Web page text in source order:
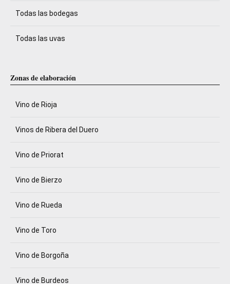
Todas las bodegas
Todas las uvas
Zonas de elaboración
Vino de Rioja
Vinos de Ribera del Duero
Vino de Priorat
Vino de Bierzo
Vino de Rueda
Vino de Toro
Vino de Borgoña
Vino de Burdeos